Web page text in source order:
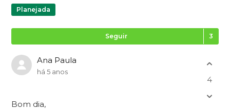
Planejada
Seguir
Ana Paula
há 5 anos
Bom dia,
4